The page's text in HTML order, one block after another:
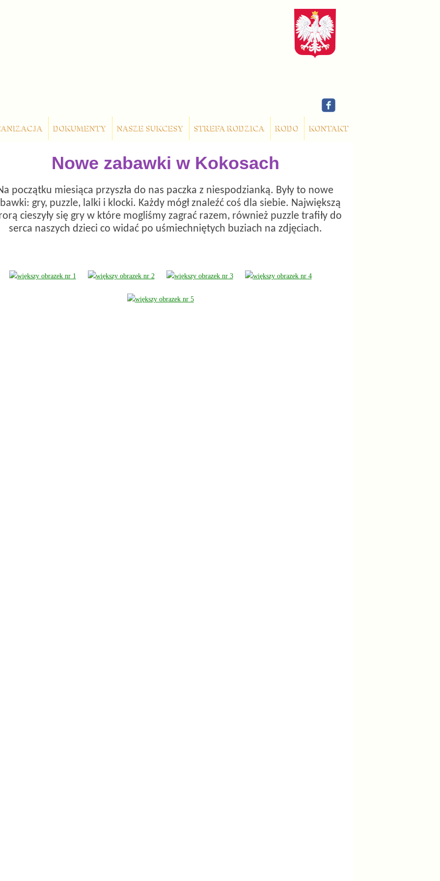
DOKUMENTY NASZE SUKCESY STREFA RODZICA RODO KONTAKT
2026)
Nowe zabawki w Kokosach
początku miesiąca przyszła do nas paczka z niespodzianką. Były to nowe
gry, puzzle, lalki i klocki. Każdy mógł znaleźć coś dla siebie. Największą
cieszyły się gry w które mogliśmy zagrać razem, również puzzle trafiły do
serca naszych dzieci co widać po uśmiechniętych buziach na zdjęciach.